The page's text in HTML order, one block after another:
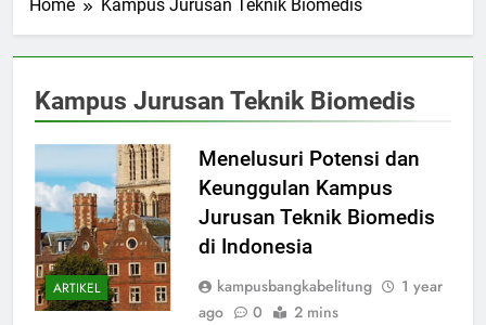
Home Kampus Jurusan Teknik Biomedis
Kampus Jurusan Teknik Biomedis
ARTIKEL
Menelusuri Potensi dan
Keunggulan Kampus
Jurusan Teknik Biomedis
di Indonesia
kampusbangkabelitung
1 year
ago
0 2 mins